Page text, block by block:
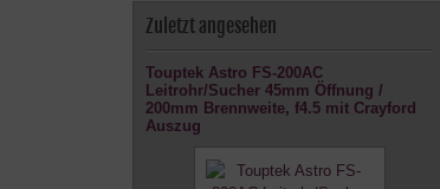
Zuletzt angesehen
Touptek Astro FS-200AC
Leitrohr/Sucher 45mm Öffnung /
200mm Brennweite, f4.5 mit Crayford
Auszug